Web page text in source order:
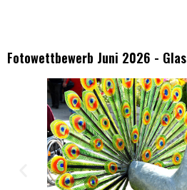
Fotowettbewerb Juni 2026 - Glas